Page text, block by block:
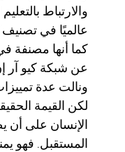
والارتباط
عن شبكة كيو آر
ونالت عدة
لكن القيمة
الإنسان على أن
المستقبل. فهو